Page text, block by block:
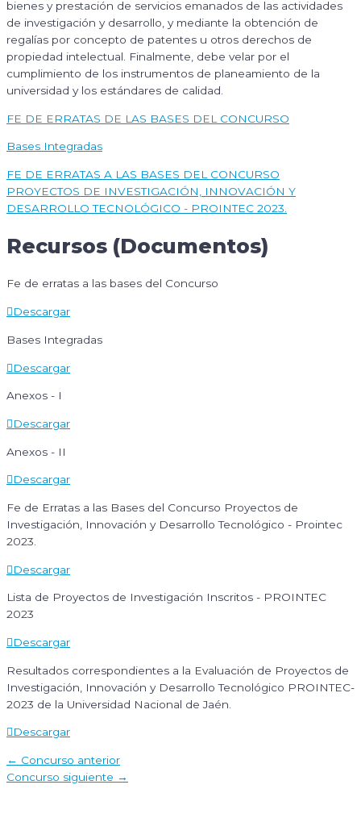
bienes y prestación de servicios emanados de las actividades
de investigación y desarrollo, y mediante la obtención de
regalías por concepto de patentes u otros derechos de
propiedad intelectual. Finalmente, debe velar por el
cumplimiento de los instrumentos de planeamiento de la
universidad y los estándares de calidad.
FE DE ERRATAS DE LAS BASES DEL CONCURSO
Bases Integradas
FE DE ERRATAS A LAS BASES DEL CONCURSO
PROYECTOS DE INVESTIGACIÓN, INNOVACIÓN Y
DESARROLLO TECNOLÓGICO - PROINTEC 2023.
Recursos (Documentos)
Fe de erratas a las bases del Concurso
Descargar
Bases Integradas
Descargar
Anexos - I
Descargar
Anexos - II
Descargar
Fe de Erratas a las Bases del Concurso Proyectos de
Investigación, Innovación y Desarrollo Tecnológico - Prointec
2023.
Descargar
Lista de Proyectos de Investigación Inscritos - PROINTEC
2023
Descargar
Resultados correspondientes a la Evaluación de Proyectos de
Investigación, Innovación y Desarrollo Tecnológico PROINTEC-
2023 de la Universidad Nacional de Jaén.
Descargar
Navegación
de
← Concurso anterior
Concurso siguiente →